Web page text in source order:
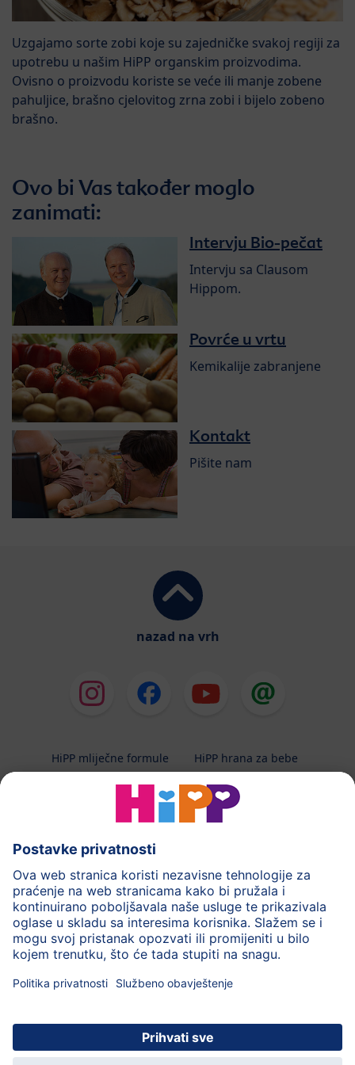
Uzgajamo sorte zobi koje su zajedničke svakoj regiji za
upotrebu u našim HiPP organskim proizvodima.
Ovisno o proizvodu koriste se veće ili manje zobene
pahuljice, brašno cjelovitog zrna zobi i bijelo zobeno
brašno.
Ovo bi Vas također moglo
zanimati:
Intervju Bio-pečat
Intervju sa Clausom
Hippom.
Povrće u vrtu
Kemikalije zabranjene
Kontakt
Pišite nam
nazad na vrh
HiPP mliječne formule
HiPP hrana za bebe
HiPP njega
HiPP trudnoća
Terapeutska dijeta
Zaštita podataka i upute za korištenj
Uvjeti korištenja
Impressum
Kontakt
O HiPP-u